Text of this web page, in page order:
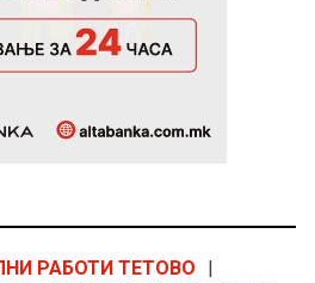
РАБОТИ ТЕТОВО
|